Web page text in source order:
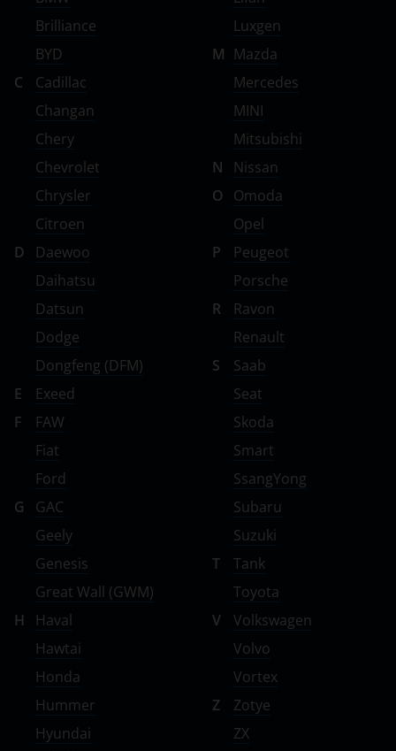
Brilliance
BYD
C
Cadillac
Changan
Chery
Chevrolet
Chrysler
Citroen
D
Daewoo
Daihatsu
Datsun
Dodge
Dongfeng (DFM)
E
Exeed
F
FAW
Fiat
Ford
G
GAC
Geely
Genesis
Great Wall (GWM)
H
Haval
Hawtai
Honda
Hummer
Hyundai
Luxgen
M Mazda
Mercedes
MINI
Mitsubishi
N
Nissan
O
Omoda
Opel
P
Peugeot
Porsche
R
Ravon
Renault
S
Saab
Seat
Skoda
Smart
SsangYong
Subaru
Suzuki
T
Tank
Toyota
V
Volkswagen
Volvo
Vortex
Z
Zotye
ZX